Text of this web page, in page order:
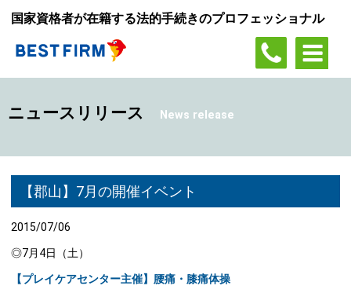
国家資格者が在籍する法的手続きのプロフェッショナル
ニュースリリース News release
【郡山】7月の開催イベント
2015/07/06
◎7月4日（土）
【プレイケアセンター主催】腰痛・膝痛体操